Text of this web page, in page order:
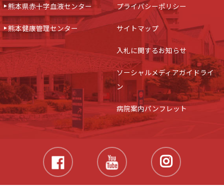
熊本県赤十字血液センター
熊本健康管理センター
プライバシーポリシー
サイトマップ
入札に関するお知らせ
ソーシャルメディアガイドライ
ン
病院案内パンフレット